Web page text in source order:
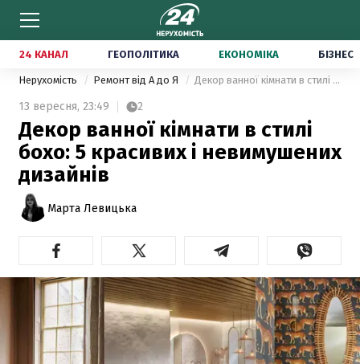
24 КАНАЛ ГЕОПОЛІТИКА ЕКОНОМІКА БІЗНЕС
Нерухомість Ремонт від А до Я Декор ванної кімнати в стилі бохо: 5 красивих і невимушених дизайнів
13 вересня, 23:49 2
Декор ванної кімнати в стилі
бохо: 5 красивих і невимушених
дизайнів
Марта Левицька